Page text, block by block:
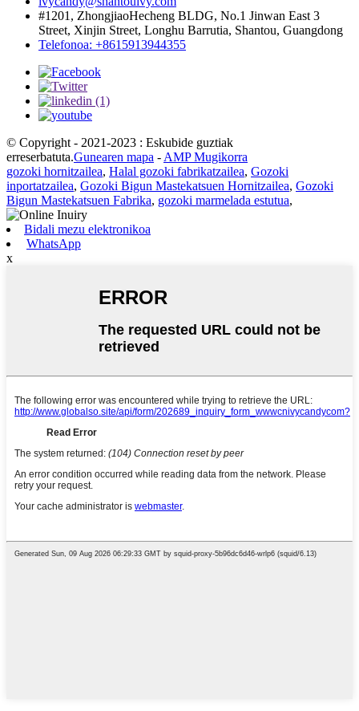
#1201, ZhongjiaoHecheng BLDG, No.1 Jinwan East 3
Street, Xinjin Street, Longhu Barrutia, Shantou, Guangdong
Telefonoa: +8615913944355
© Copyright - 2021-2023 : Eskubide guztiak
erreserbatuta.Gunearen mapa - AMP Mugikorra
gozoki hornitzailea, Halal gozoki fabrikatzailea, Gozoki
inportatzailea, Gozoki Bigun Mastekatsuen Hornitzailea, Gozoki
Bigun Mastekatsuen Fabrika, gozoki marmelada estutua,
Bidali mezu elektronikoa
WhatsApp
x